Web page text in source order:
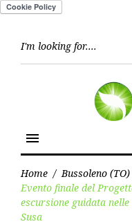
menu
Home / Bussoleno (TO)
Evento finale del
escursione guidata
Susa